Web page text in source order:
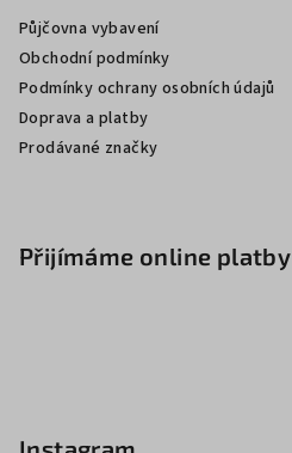
Půjčovna vybavení
Obchodní podmínky
Podmínky ochrany osobních údajů
Doprava a platby
Prodávané značky
Přijímáme online platby